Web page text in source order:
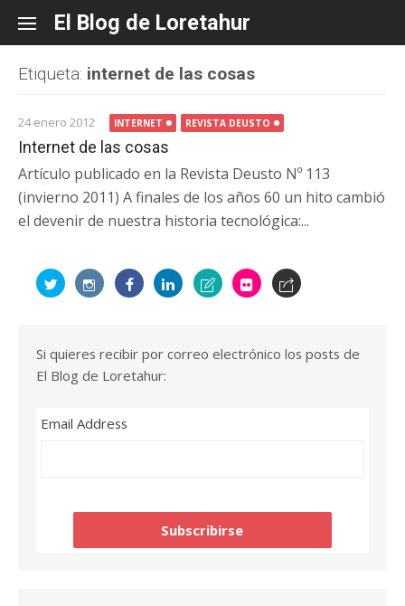
content
El Blog de Loretahur
Etiqueta: internet de las cosas
24 enero 2012 INTERNET REVISTA DEUSTO
Internet de las cosas
Artículo publicado en la Revista Deusto Nº 113
(invierno 2011) A finales de los años 60 un hito cambió
el devenir de nuestra historia tecnológica:...
Si quieres recibir por correo electrónico los posts de
El Blog de Loretahur:
Email Address